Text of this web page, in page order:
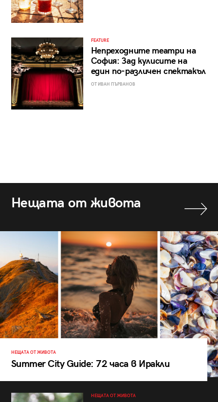
FEATURE
Непреходните театри на
София: Зад кулисите на
един по-различен спектакъл
ОТ ИВАН ПЪРВАНОВ
Нещата от живота
НЕЩАТА ОТ ЖИВОТА
Summer City Guide: 72 часа в Иракли
НЕЩАТА ОТ ЖИВОТА